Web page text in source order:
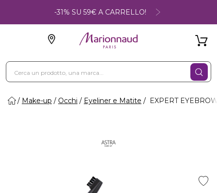
-31% SU 59€ A CARRELLO!
Make-up Occhi Eyeliner e Matite EXPERT